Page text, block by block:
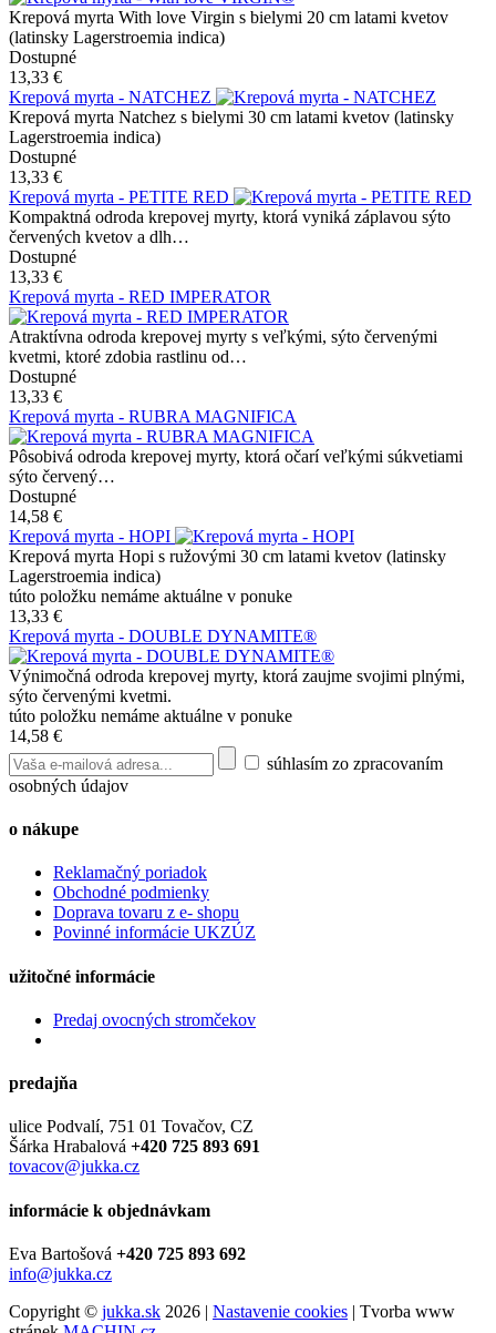
Krepová myrta With love Virgin s bielymi 20 cm latami kvetov
(latinsky Lagerstroemia indica)
Dostupné
13,33 €
Krepová myrta - NATCHEZ
Krepová myrta Natchez s bielymi 30 cm latami kvetov (latinsky
Lagerstroemia indica)
Dostupné
13,33 €
Krepová myrta - PETITE RED
Kompaktná odroda krepovej myrty, ktorá vyniká záplavou sýto
červených kvetov a dlh…
Dostupné
13,33 €
Krepová myrta - RED IMPERATOR
Atraktívna odroda krepovej myrty s veľkými, sýto červenými
kvetmi, ktoré zdobia rastlinu od…
Dostupné
13,33 €
Krepová myrta - RUBRA MAGNIFICA
Pôsobivá odroda krepovej myrty, ktorá očarí veľkými súkvetiami
sýto červený…
Dostupné
14,58 €
Krepová myrta - HOPI
Krepová myrta Hopi s ružovými 30 cm latami kvetov (latinsky
Lagerstroemia indica)
túto položku nemáme aktuálne v ponuke
13,33 €
Krepová myrta - DOUBLE DYNAMITE®
Výnimočná odroda krepovej myrty, ktorá zaujme svojimi plnými,
sýto červenými kvetmi.
túto položku nemáme aktuálne v ponuke
14,58 €
súhlasím zo zpracovaním
osobných údajov
o nákupe
Reklamačný poriadok
Obchodné podmienky
Doprava tovaru z e- shopu
Povinné informácie UKZÚZ
užitočné informácie
Predaj ovocných stromčekov
predajňa
ulice Podvalí, 751 01 Tovačov, CZ
Šárka Hrabalová +420 725 893 691
tovacov@jukka.cz
informácie k objednávkam
Eva Bartošová +420 725 893 692
info@jukka.cz
Copyright © jukka.sk 2026 | Nastavenie cookies | Tvorba www